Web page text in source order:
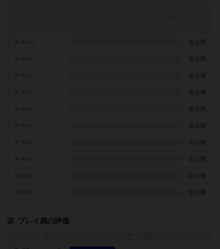
- 非公開
- 非公開
- 非公開
7点の人 - 非公開
- 非公開
- 非公開
- 非公開
- 非公開
- 非公開
- 非公開
プレイ感の評価
※